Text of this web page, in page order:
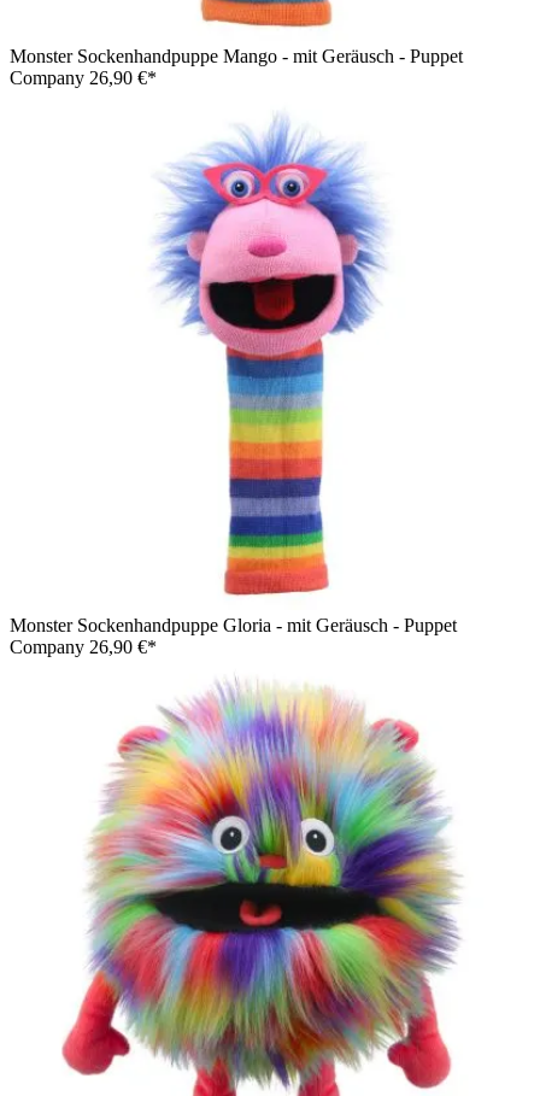
Monster Sockenhandpuppe Mango - mit Geräusch - Puppet
Company 26,90 €*
Monster Sockenhandpuppe Gloria - mit Geräusch - Puppet
Company 26,90 €*